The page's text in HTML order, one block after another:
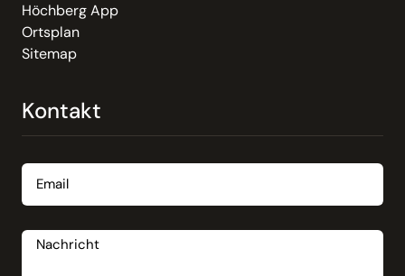
Höchberg App
Ortsplan
Sitemap
Kontakt